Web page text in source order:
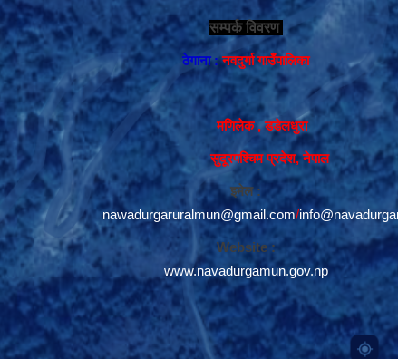
सम्पर्क विवरण
ठेगाना :नवदुर्गा गाउँपालिका
मणिलेक , डडेलधुरा
सुदूरपश्चिम प्रदेश, नेपाल
इमेल :
nawadurgaruralmun@gmail.com/
Website :
www.navadurgamun.gov.np